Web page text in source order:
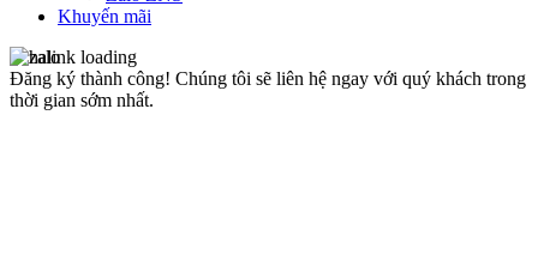
Khuyến mãi
Đăng ký thành công! Chúng tôi sẽ liên hệ ngay với quý khách trong
thời gian sớm nhất.